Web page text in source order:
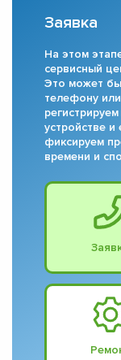
Заявка
На этом
сервисный
Это может
телефону
устройстве и
фиксируем
времени и